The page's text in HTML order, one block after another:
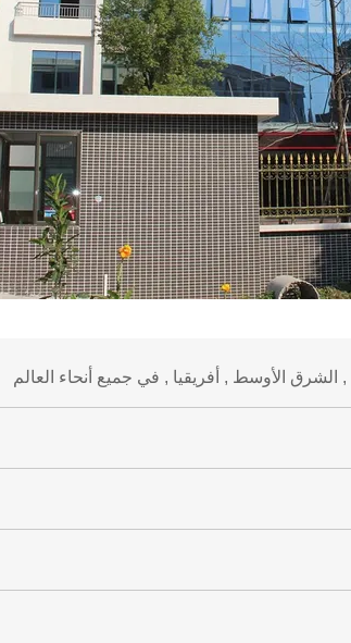
, الشرق الأوسط , أفريقيا , في جميع أنحاء العالم